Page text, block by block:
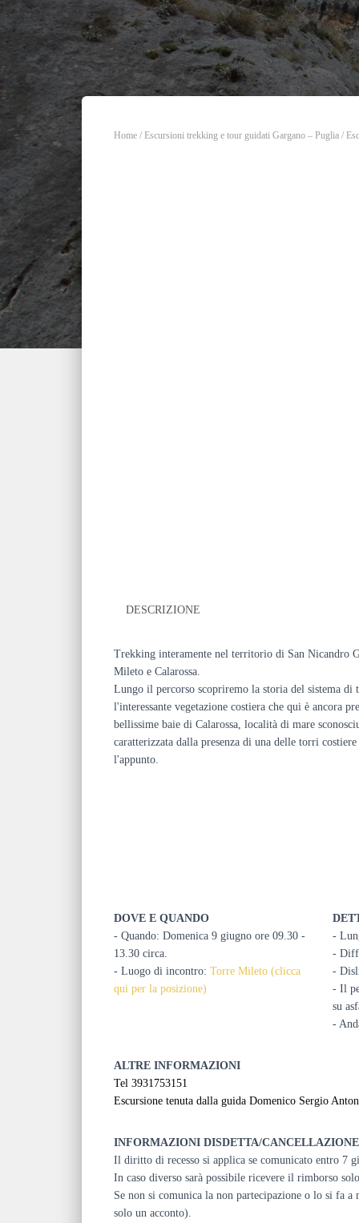
Home / Escursioni trekking e tour guidati Gargano – Puglia /
DESCRIZIONE
Trekking interamente nel territorio di San Nicandro
Mileto e Calarossa.
Lungo il percorso scopriremo la storia del sistema
l'interessante vegetazione costiera che qui è ancora
bellissime baie di Calarossa, località di mare
caratterizzata dalla presenza di una delle torri
l'appunto.
DOVE E QUANDO
- Quando: Domenica 9 giugno ore 09.30 -
13.30 circa.
- Luogo di incontro: Torre Mileto (clicca
qui per la posizione)
-
-
-
- Il
su
-
ALTRE INFORMAZIONI
Tel 3931753151
Escursione tenuta dalla guida Domenico Sergio
INFORMAZIONI DISDETTA/
Il diritto di recesso si applica se comunicato entro 7
In caso diverso sarà possibile ricevere il rimborso
Se non si comunica la non partecipazione o lo si fa
solo un acconto).